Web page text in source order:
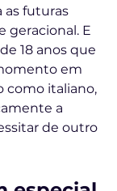
as futuras
geracional. E
18 anos que
em
como italiano,
a
de outro